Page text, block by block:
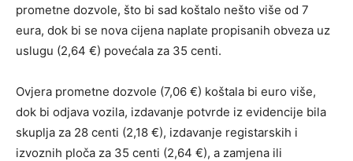
prometne dozvole, što bi sad koštalo nešto više od 7
eura, dok bi se nova cijena naplate propisanih obveza uz
uslugu (2,64 €) povećala za 35 centi.
Ovjera prometne dozvole (7,06 €) koštala bi euro više,
dok bi odjava vozila, izdavanje potvrde iz evidencije bila
skuplja za 28 centi (2,18 €), izdavanje registarskih i
izvoznih ploča za 35 centi (2,64 €), a zamjena ili